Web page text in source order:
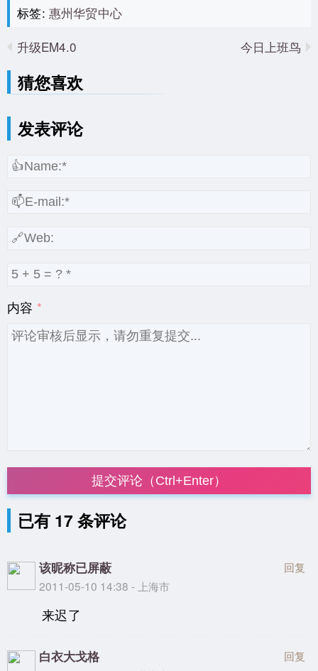
标签: 惠州华贸中心
升级EM4.0
今日上班鸟
猜您喜欢
发表评论
内容
提交评论（Ctrl+Enter）
已有 17 条评论
该昵称已屏蔽
2011-05-10 14:38 - 上海市
回复
来迟了
白衣大戈格 回复